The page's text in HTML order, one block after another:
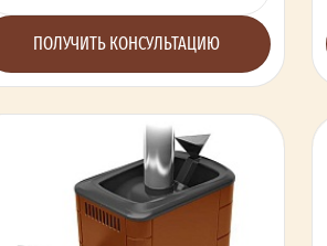
ПОЛУЧИТЬ КОНСУЛЬТАЦИЮ